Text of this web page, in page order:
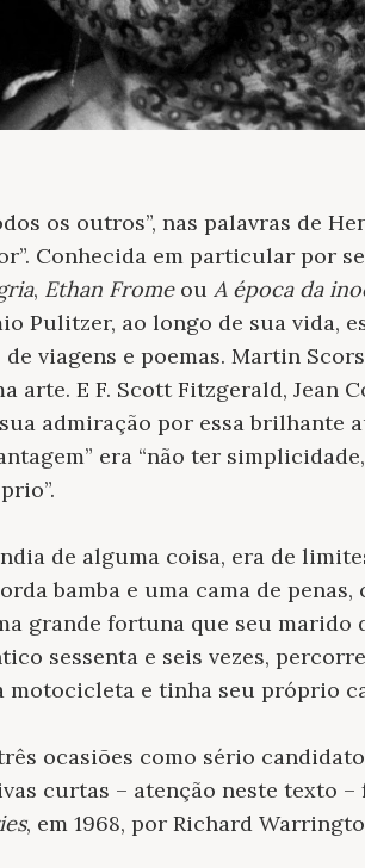
os outros”, nas palavras de
Conhecida em particular por
, Ethan Fromeou A época da
Pulitzer, ao longo de sua vida,
viagens e poemas. Martin
E F. Scott Fitzgerald, Jean
admiração por essa brilhante
era “não ter
de alguma coisa, era de
bamba e uma cama de penas,
grande fortuna que seu marido
sessenta e seis vezes,
e tinha seu próprio
ocasiões como sério
curtas – atenção neste texto –
, em 1968, por Richard